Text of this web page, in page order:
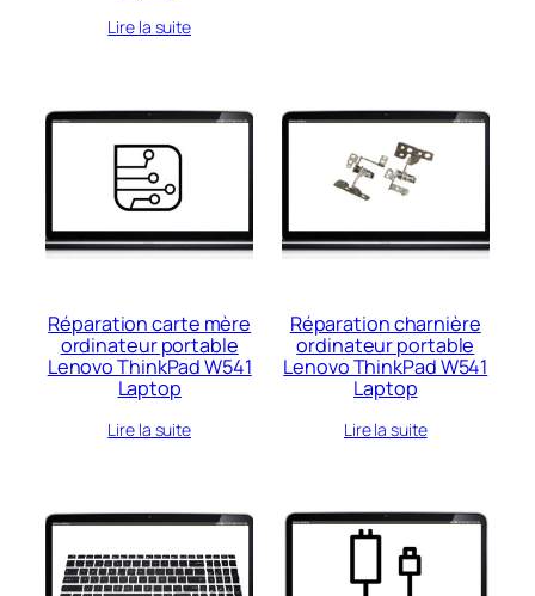
Lire la suite
Réparation carte mère
ordinateur portable
Lenovo ThinkPad W541
Laptop
Lire la suite
Réparation charnière
ordinateur portable
Lenovo ThinkPad W541
Laptop
Lire la suite